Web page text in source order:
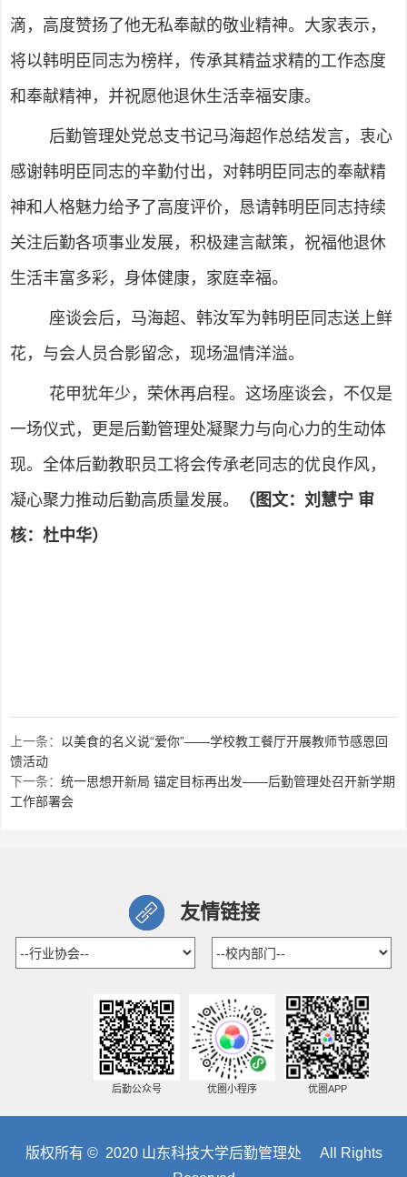
滴，高度赞扬了他无私奉献的敬业精神。大家表示，
将以韩明臣同志为榜样，传承其精益求精的工作态度
和奉献精神，并祝愿他退休生活幸福安康。
后勤管理处党总支书记马海超作总结发言，衷心
感谢韩明臣同志的辛勤付出，对韩明臣同志的奉献精
神和人格魅力给予了高度评价，恳请韩明臣同志持续
关注后勤各项事业发展，积极建言献策，祝福他退休
生活丰富多彩，身体健康，家庭幸福。
座谈会后，马海超、韩汝军为韩明臣同志送上鲜
花，与会人员合影留念，现场温情洋溢。
花甲犹年少，荣休再启程。这场座谈会，不仅是
一场仪式，更是后勤管理处凝聚力与向心力的生动体
现。全体后勤教职员工将会传承老同志的优良作风，
凝心聚力推动后勤高质量发展。
（图文：刘慧宁 审
核：杜中华）
上一条： 以美食的名义说“爱你”——学校教工餐厅开展教师节感恩回
馈活动
下一条：统一思想开新局 锚定目标再出发——后勤管理处召开新学期
工作部署会
友情链接
优圈APP
优圈小程序
后勤公众号
版权所有 © 2020 山东科技大学后勤管理处 All Rights